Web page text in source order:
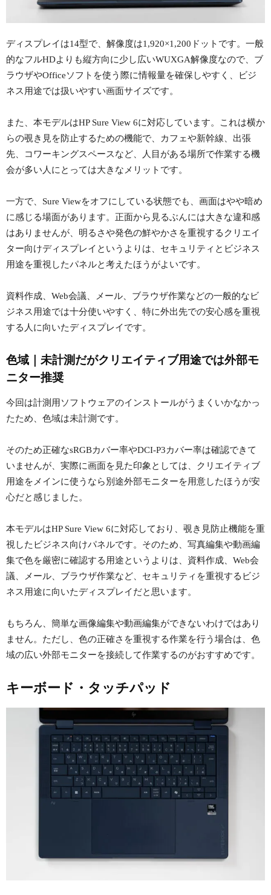
ディスプレイは14型で、解像度は1,920×1,200ドットです。一般
的なフルHDよりも縦方向に少し広いWUXGA解像度なので、ブ
ラウザやOfficeソフトを使う際に情報量を確保しやすく、ビジ
ネス用途では扱いやすい画面サイズです。
また、本モデルはHP Sure View 6に対応しています。これは横か
らの覗き見を防止するための機能で、カフェや新幹線、出張
先、コワーキングスペースなど、人目がある場所で作業する機
会が多い人にとっては大きなメリットです。
一方で、Sure Viewをオフにしている状態でも、画面はやや暗め
に感じる場面があります。正面から見るぶんには大きな違和感
はありませんが、明るさや発色の鮮やかさを重視するクリエイ
ター向けディスプレイというよりは、セキュリティとビジネス
用途を重視したパネルと考えたほうがよいです。
資料作成、Web会議、メール、ブラウザ作業などの一般的なビ
ジネス用途では十分使いやすく、特に外出先での安心感を重視
する人に向いたディスプレイです。
色域｜未計測だがクリエイティブ用途では外部モ
ニター推奨
今回は計測用ソフトウェアのインストールがうまくいかなかっ
たため、色域は未計測です。
そのため正確なsRGBカバー率やDCI-P3カバー率は確認できて
いませんが、実際に画面を見た印象としては、クリエイティブ
用途をメインに使うなら別途外部モニターを用意したほうが安
心だと感じました。
本モデルはHP Sure View 6に対応しており、覗き見防止機能を重
視したビジネス向けパネルです。そのため、写真編集や動画編
集で色を厳密に確認する用途というよりは、資料作成、Web会
議、メール、ブラウザ作業など、セキュリティを重視するビジ
ネス用途に向いたディスプレイだと思います。
もちろん、簡単な画像編集や動画編集ができないわけではあり
ません。ただし、色の正確さを重視する作業を行う場合は、色
域の広い外部モニターを接続して作業するのがおすすめです。
キーボード・タッチパッド